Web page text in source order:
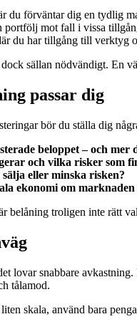
du förväntar dig en tydlig
portfölj mot fall i vissa
du har tillgång till verktyg
sällan nödvändigt. En
passar dig
bör du ställa dig
beloppet – och mer
och vilka risker som
eller minska risken?
ekonomi om marknaden
belåning troligen inte rätt
lovar snabbare
tålamod.
skala, använd bara